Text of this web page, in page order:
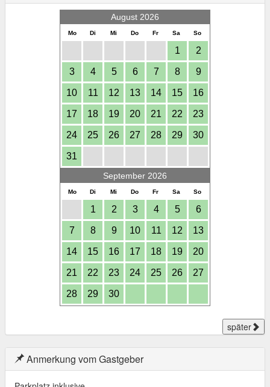
August 2026
Mo Di Mi Do Fr Sa So
1 2
3 4 5 6 7 8 9
10 11 12 13 14 15 16
17 18 19 20 21 22 23
24 25 26 27 28 29 30
31
September 2026
Mo Di Mi Do Fr Sa So
1 2 3 4 5 6
7 8 9 10 11 12 13
14 15 16 17 18 19 20
21 22 23 24 25 26 27
28 29 30
später
Anmerkung vom Gastgeber